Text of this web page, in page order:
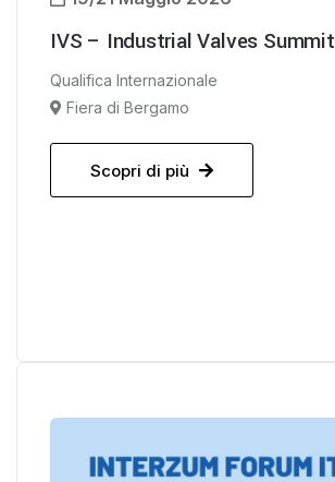
IVS – Industrial Valves Summit
Qualifica Internazionale
Fiera di Bergamo
Scopri di più